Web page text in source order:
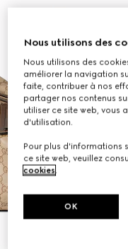
Nous utilisons des
Nous utilisons des
améliorer la navigation
faite, contribuer à nos
partager nos contenus
utiliser ce site web, vous
d'utilisation.
Pour plus d'informations
ce site web, veuillez
cookies.
OK